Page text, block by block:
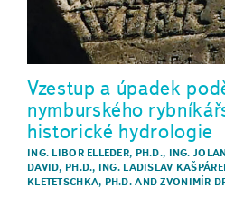
Vzestup a úpadek
nymburského
historické hydrologie
ING. LIBOR ELLEDER, PH.D., ING.
DAVID, PH.D., ING. LADISLAV
KLETETSCHKA, PH.D. ANDZVONIMÍR